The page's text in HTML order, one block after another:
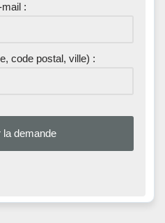
mail :
code postal, ville) :